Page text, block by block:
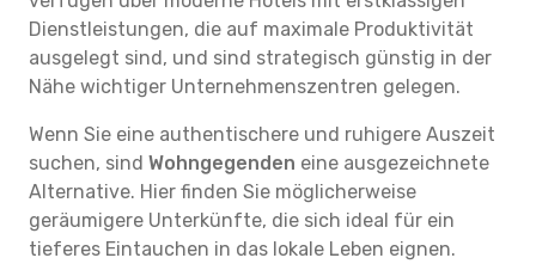
Dienstleistungen, die auf maximale Produktivität
ausgelegt sind, und sind strategisch günstig in der
Nähe wichtiger Unternehmenszentren gelegen.
Wenn Sie eine authentischere und ruhigere Auszeit
suchen, sind Wohngegenden eine ausgezeichnete
Alternative. Hier finden Sie möglicherweise
geräumigere Unterkünfte, die sich ideal für ein
tieferes Eintauchen in das lokale Leben eignen.